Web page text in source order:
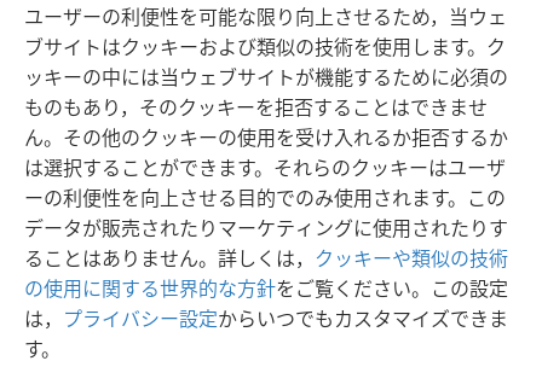
ユーザーの利便性を可能な限り向上させるため，当ウェ
ブサイトはクッキーおよび類似の技術を使用します。ク
ッキーの中には当ウェブサイトが機能するために必須の
ものもあり，そのクッキーを拒否することはできませ
ん。その他のクッキーの使用を受け入れるか拒否するか
は選択することができます。それらのクッキーはユーザ
ーの利便性を向上させる目的でのみ使用されます。この
データが販売されたりマーケティングに使用されたりす
ることはありません。詳しくは， クッキーや類似の技術
の使用に関する世界的な方針をご覧ください。この設定
は， プライバシー設定からいつでもカスタマイズできま
す。
日本語 シェアする 設定
Copyright © 2026 Watch Tower Bible and Tract Society of Pennsylvania
利用規約
プライバシーに関する方針 プライバシー設定
JW.ORG
ログイン